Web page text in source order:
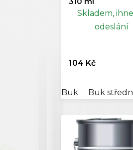
Skladem,
odeslání
104 Kč
Buk Buk